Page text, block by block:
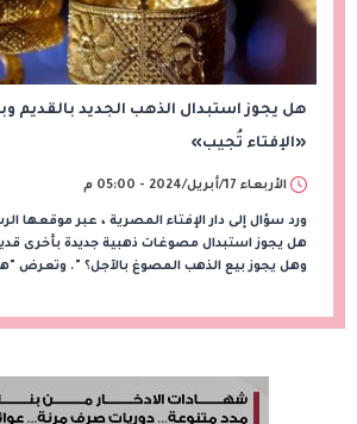
هل يجوز استبدال الذهب الجديد بالقديم
«الإفتاء تُجيب»
الأربعاء 17/أبريل/2024 - 05:00 م
ورد سؤال إلى دار الإفتاء المصرية ، عبر موقعها
هل يجوز استبدال مصوغات ذهبية جديدة بأخرى
وهل يجوز بيع الذهب المصوغ بالآجل؟ ". وتعرض